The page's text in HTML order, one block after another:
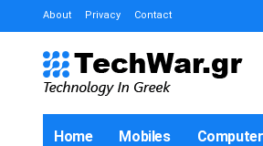
About Privacy Contact
Home Mobiles